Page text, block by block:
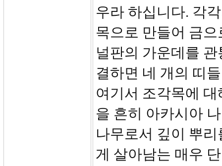
우라 하십니다. 각
목으로 만들어 금
널판의 가운데를
결하면 네 개의 띠
여기서 조각목에
을 흔히 아카시아
나무로서 깊이 뿌
게 살아남는 매우